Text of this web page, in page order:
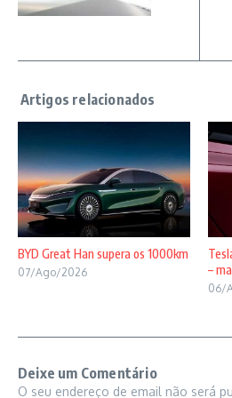
BYD Great Han supera os 1000km
07/Ago/2026
–
06/
Deixe um Comentário
O seu endereço de email não será